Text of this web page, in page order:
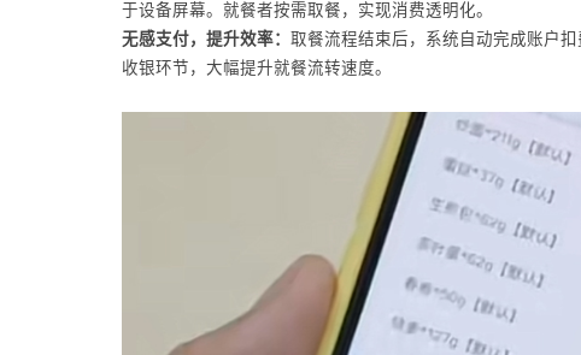
于设备屏幕。就餐者按需取餐，实现消费透明化。
无感支付，提升效率： 取餐流程结束后，系统自动完成账户
收银环节，大幅提升就餐流转速度。